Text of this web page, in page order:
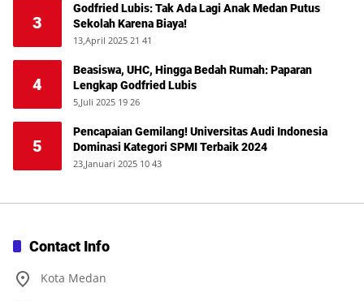
3
Godfried Lubis: Tak Ada Lagi Anak Medan Putus
Sekolah Karena Biaya!
13,April 2025 21 41
4
Beasiswa, UHC, Hingga Bedah Rumah: Paparan
Lengkap Godfried Lubis
5,Juli 2025 19 26
5
Pencapaian Gemilang! Universitas Audi Indonesia
Dominasi Kategori SPMI Terbaik 2024
23,Januari 2025 10 43
Contact Info
Kota Medan